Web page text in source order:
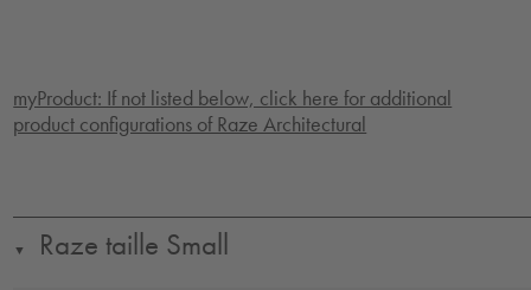
myProduct: If not listed below, click here for additional
product configurations of Raze Architectural
▼ Raze taille Small